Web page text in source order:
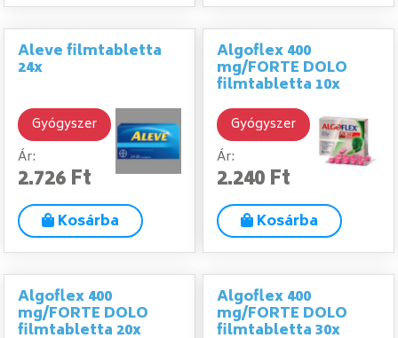
Aleve filmtabletta
24x
Gyógyszer
Ár:
2.726 Ft
Kosárba
Algoflex 400
mg/FORTE DOLO
filmtabletta 10x
Gyógyszer
Ár:
2.240 Ft
Kosárba
Algoflex 400
mg/FORTE DOLO
filmtabletta 20x
Algoflex 400
mg/FORTE DOLO
filmtabletta 30x